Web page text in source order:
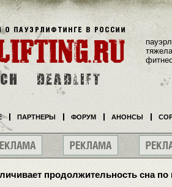
продолжительность сна по
ПАРТНЕРЫ ФОРУМ АНОНСЫ